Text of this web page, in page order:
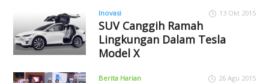
Inovasi 13 Okt 2015
SUV Canggih Ramah
Lingkungan Dalam Tesla
Model X
Berita Harian 26 Agu 2015